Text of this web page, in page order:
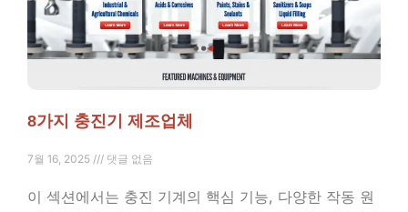
8가지 충진기 제조업체
7월 16, 2025 댓글 없음
이 섹션에서는 충진 기계의 핵심 기능, 다양한 작동 원